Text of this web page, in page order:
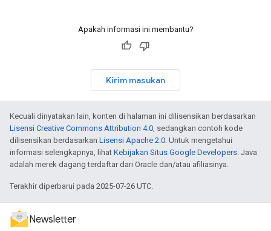
Apakah informasi ini membantu?
Kirim masukan
Kecuali dinyatakan lain, konten di halaman ini dilisensikan berdasarkan
Lisensi Creative Commons Attribution 4.0, sedangkan contoh kode
dilisensikan berdasarkan Lisensi Apache 2.0. Untuk mengetahui
informasi selengkapnya, lihat Kebijakan Situs Google Developers. Java
adalah merek dagang terdaftar dari Oracle dan/atau afiliasinya.
Terakhir diperbarui pada 2025-07-26 UTC.
Newsletter